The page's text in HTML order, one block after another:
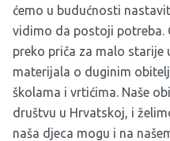
ćemo u budućnosti
vidimo da postoji potreba.
preko priča za malo starije
materijala o duginim
školama i vrtićima. Naše
društvu u Hrvatskoj, i
naša djeca mogu i na